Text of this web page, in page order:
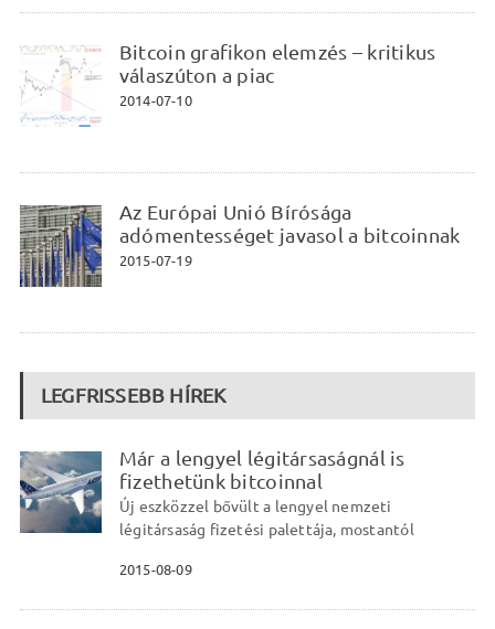
Bitcoin grafikon elemzés – kritikus
válaszúton a piac
2014-07-10
Az Európai Unió Bírósága
adómentességet javasol a bitcoinnak
2015-07-19
LEGFRISSEBB HÍREK
Már a lengyel légitársaságnál is
fizethetünk bitcoinnal
Új eszközzel bővült a lengyel nemzeti
légitársaság fizetési palettája, mostantól
2015-08-09